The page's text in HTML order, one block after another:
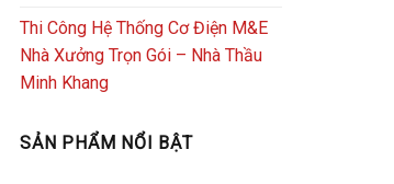
Thi Công Hệ Thống Cơ Điện M&E
Nhà Xưởng Trọn Gói – Nhà Thầu
Minh Khang
SẢN PHẨM NỔI BẬT